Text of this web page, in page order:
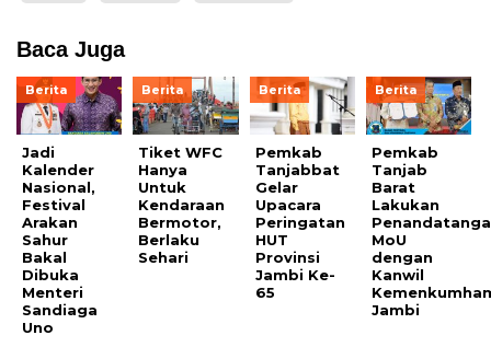
Baca Juga
Berita
Jadi
Kalender
Nasional,
Festival
Arakan
Sahur
Bakal
Dibuka
Menteri
Sandiaga
Uno
Berita
Tiket WFC
Hanya
Untuk
Kendaraan
Bermotor,
Berlaku
Sehari
Berita
Pemkab
Tanjabbat
Gelar
Upacara
Peringatan
HUT
Provinsi
Jambi Ke-
65
Berita
Pemkab
Tanjab
Barat
Lakukan
MoU
dengan
Kanwil
Jambi